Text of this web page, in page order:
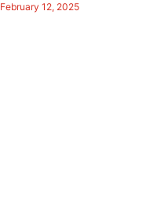
February 12, 2025